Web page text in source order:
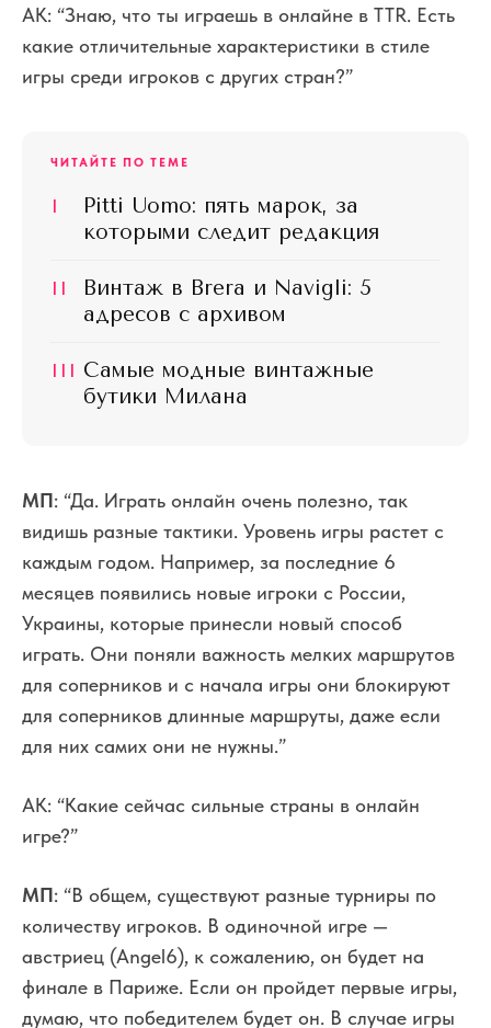
АК: “Знаю, что ты играешь в онлайне в TTR. Есть
какие отличительные характеристики в стиле
игры среди игроков с других стран?”
ЧИТАЙТЕ ПО ТЕМЕ
I
Pitti Uomo: пять марок, за
которыми следит редакция
II
Винтаж в Brera и Navigli: 5
адресов с архивом
III Самые модные винтажные
бутики Милана
МП: “Да. Играть онлайн очень полезно, так
видишь разные тактики. Уровень игры растет с
каждым годом. Например, за последние 6
месяцев появились новые игроки с России,
Украины, которые принесли новый способ
играть. Они поняли важность мелких маршрутов
для соперников и с начала игры они блокируют
для соперников длинные маршруты, даже если
для них самих они не нужны.”
АК: “Какие сейчас сильные страны в онлайн
игре?”
МП: “В общем, существуют разные турниры по
количеству игроков. В одиночной игре —
австриец (Angel6), к сожалению, он будет на
финале в Париже. Если он пройдет первые игры,
думаю, что победителем будет он. В случае игры